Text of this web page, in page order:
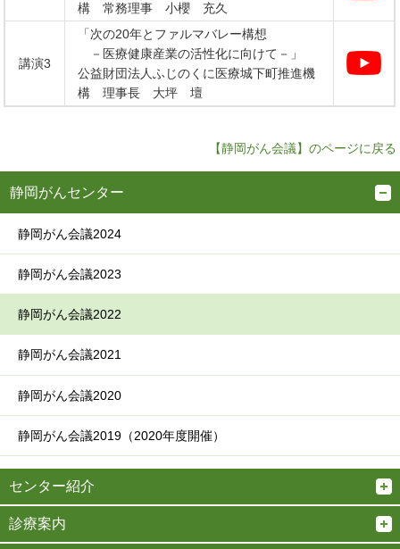
構 常務理事 小櫻 充久
講演3
「次の20年とファルマバレー構想
－医療健康産業の活性化に向けて－」
公益財団法人ふじのくに医療城下町推進機
構 理事長 大坪 壇
【静岡がん会議】のページに戻る
静岡がんセンター
静岡がん会議2024
静岡がん会議2023
静岡がん会議2022
静岡がん会議2021
静岡がん会議2020
静岡がん会議2019（2020年度開催）
センター紹介
診療案内